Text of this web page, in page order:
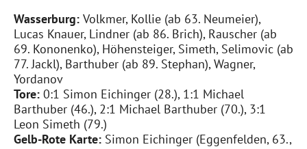
Wasserburg: Volkmer, Kollie (ab 63. Neumeier),
Lucas Knauer, Lindner (ab 86. Brich), Rauscher (ab
69. Kononenko), Höhensteiger, Simeth, Selimovic (ab
77.Jackl), Barthuber (ab 89. Stephan), Wagner,
Yordanov
Tore: 0:1 Simon Eichinger (28.), 1:1 Michael
Barthuber (46.), 2:1 Michael Barthuber (70.), 3:1
Leon Simeth (79.)
Gelb-Rote Karte: Simon Eichinger (Eggenfelden, 63.,